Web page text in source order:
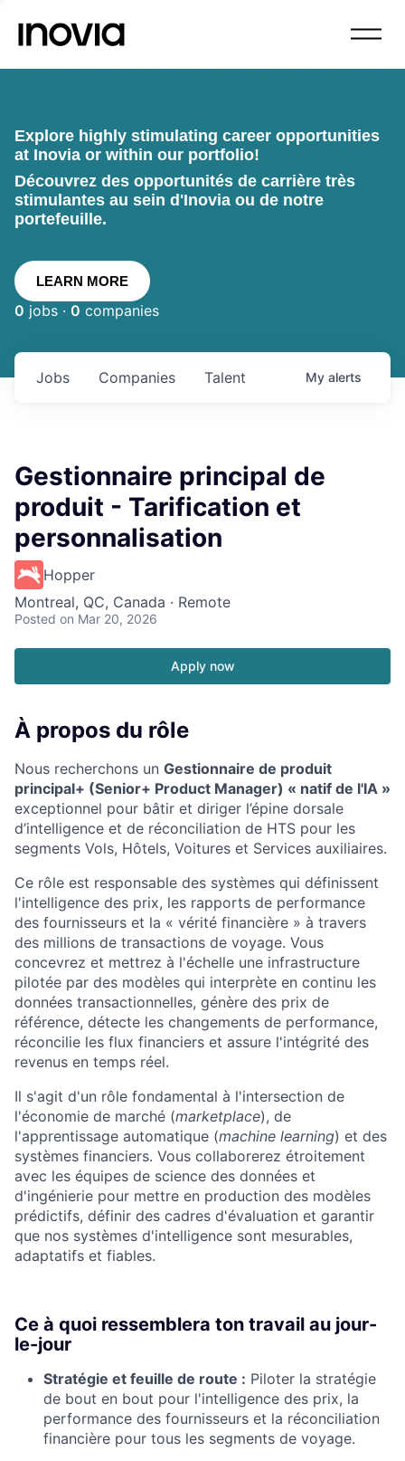
Explore highly stimulating career opportunities
at Inovia or within our portfolio!
Découvrez des opportunités de carrière très
stimulantes au sein d'Inovia ou de notre
portefeuille.
LEARN MORE
0 jobs · 0 companies
Jobs Companies Talent My alerts
Gestionnaire principal de
produit - Tarification et
personnalisation
Hopper
Montreal, QC, Canada · Remote
Posted on Mar 20, 2026
Apply now
À propos du rôle
Nous recherchons un Gestionnaire de produit
principal+ (Senior+ Product Manager) « natif de l'IA »
exceptionnel pour bâtir et diriger l’épine dorsale
d’intelligence et de réconciliation de HTS pour les
segments Vols, Hôtels, Voitures et Services auxiliaires.
Ce rôle est responsable des systèmes qui définissent
l'intelligence des prix, les rapports de performance
des fournisseurs et la « vérité financière » à travers
des millions de transactions de voyage. Vous
concevrez et mettrez à l'échelle une infrastructure
pilotée par des modèles qui interprète en continu les
données transactionnelles, génère des prix de
référence, détecte les changements de performance,
réconcilie les flux financiers et assure l'intégrité des
revenus en temps réel.
Il s'agit d'un rôle fondamental à l'intersection de
l'économie de marché (marketplace), de
l'apprentissage automatique (machine learning) et des
systèmes financiers. Vous collaborerez étroitement
avec les équipes de science des données et
d'ingénierie pour mettre en production des modèles
prédictifs, définir des cadres d'évaluation et garantir
que nos systèmes d'intelligence sont mesurables,
adaptatifs et fiables.
Ce à quoi ressemblera ton travail au jour-
le-jour
Stratégie et feuille de route : Piloter la stratégie
de bout en bout pour l'intelligence des prix, la
performance des fournisseurs et la réconciliation
financière pour tous les segments de voyage.